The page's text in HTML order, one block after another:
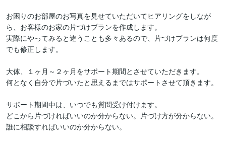
お困りのお部屋のお写真を見せていただいてヒアリングをしなが
ら、お客様のお家の片づけプランを作成します。
実際にやってみると違うことも多々あるので、片づけプランは何度
でも修正します。
大体、１ヶ月～２ヶ月をサポート期間とさせていただきます。
何となく自分で片づいたと思えるまではサポートさせて頂きます。
サポート期間中は、いつでも質問受け付けます。
どこから片づければいいのか分からない。片づけ方が分からない。
誰に相談すればいいのか分からない。